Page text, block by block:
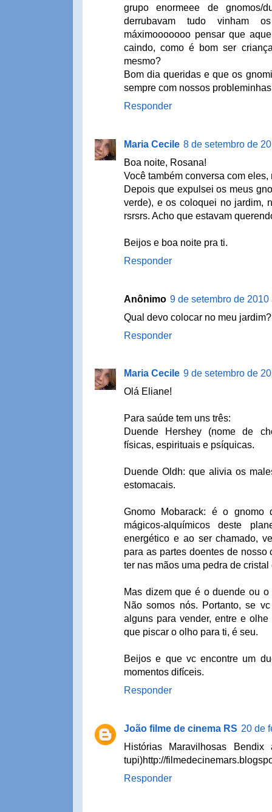
grupo enormeee de gnomos/
derrubavam tudo vinham
máximooooooo pensar que
caindo, como é bom ser
mesmo?
Bom dia queridas e que os
sempre com nossos
Responder
Maria Cecile 8 de setembro de
Boa noite, Rosana!
Você também conversa com eles,
Depois que expulsei os meus
verde), e os coloquei no jardim,
rsrsrs. Acho que estavam
Beijos e boa noite pra ti.
Responder
Anônimo 9 de setembro de 2010
Qual devo colocar no meu
Responder
Maria Cecile 9 de setembro de
Olá Eliane!
Para saúde tem uns três:
Duende Hershey (nome de
físicas, espirituais e psíquicas.
Duende Oldh: que alivia os
estomacais.
Gnomo Mobarack: é o gnomo
mágicos-alquímicos deste
energético e ao ser chamado,
para as partes doentes de
ter nas mãos uma pedra de cristal
Mas dizem que é o duende ou
Não somos nós. Portanto, se
alguns para vender, entre e
que piscar o olho para ti, é seu.
Beijos e que vc encontre um
momentos difíceis.
Responder
João filme de cinema RS 20 de
Histórias Maravilhosas
tupi)http://
Responder